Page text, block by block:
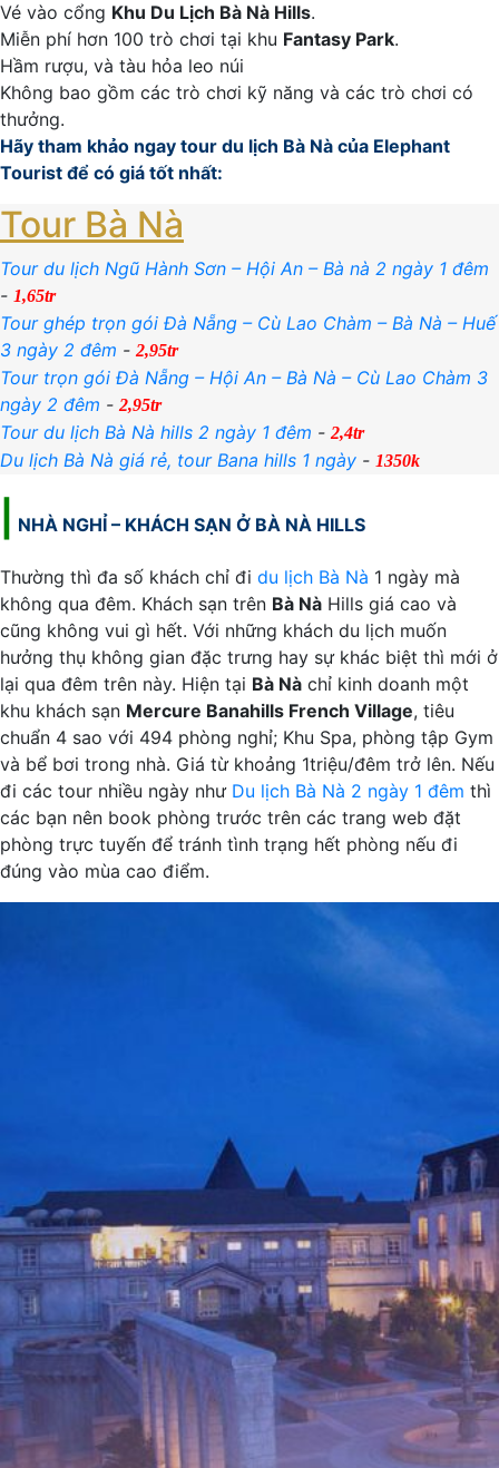
Vé vào cổng Khu Du Lịch Bà Nà Hills.
Miễn phí hơn 100 trò chơi tại khu Fantasy Park.
Hầm rượu, và tàu hỏa leo núi
Không bao gồm các trò chơi kỹ năng và các trò chơi có
thưởng.
Hãy tham khảo ngay tour du lịch Bà Nà của Elephant
Tourist để có giá tốt nhất:
Tour Bà Nà
Tour du lịch Ngũ Hành Sơn – Hội An – Bà nà 2 ngày 1 đêm
- 1,65tr
Tour ghép trọn gói Đà Nẵng – Cù Lao Chàm – Bà Nà – Huế
3 ngày 2 đêm -2,95tr
Tour trọn gói Đà Nẵng – Hội An – Bà Nà – Cù Lao Chàm 3
ngày 2 đêm -2,95tr
Tour du lịch Bà Nà hills 2 ngày 1 đêm -2,4tr
Du lịch Bà Nà giá rẻ, tour Bana hills 1 ngày - 1350k
NHÀ NGHỈ – KHÁCH SẠN Ở BÀ NÀ HILLS
Thường thì đa số khách chỉ đi du lịch Bà Nà 1 ngày mà
không qua đêm. Khách sạn trên Bà Nà Hills giá cao và
cũng không vui gì hết. Với những khách du lịch muốn
hưởng thụ không gian đặc trưng hay sự khác biệt thì mới ở
lại qua đêm trên này. Hiện tại Bà Nà chỉ kinh doanh một
khu khách sạn Mercure Banahills French Village, tiêu
chuẩn 4 sao với 494 phòng nghỉ; Khu Spa, phòng tập Gym
và bể bơi trong nhà. Giá từ khoảng 1triệu/đêm trở lên. Nếu
đi các tour nhiều ngày như Du lịch Bà Nà 2 ngày 1 đêm thì
các bạn nên book phòng trước trên các trang web đặt
phòng trực tuyến để tránh tình trạng hết phòng nếu đi
đúng vào mùa cao điểm.